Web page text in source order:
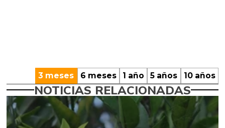
3 meses 6 meses 1 año 5 años 10 años
NOTICIAS RELACIONADAS